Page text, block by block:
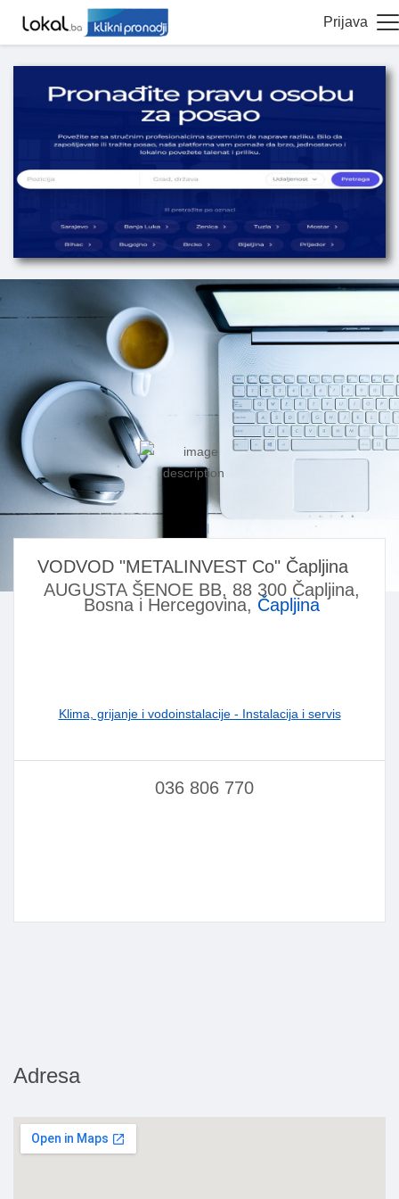
Prijava
VODVOD "METALINVEST Co" Čapljina
AUGUSTA ŠENOE BB, 88 300 Čapljina,
Bosna i Hercegovina, Čapljina
Klima, grijanje i vodoinstalacije - Instalacija i servis
036 806 770
Adresa